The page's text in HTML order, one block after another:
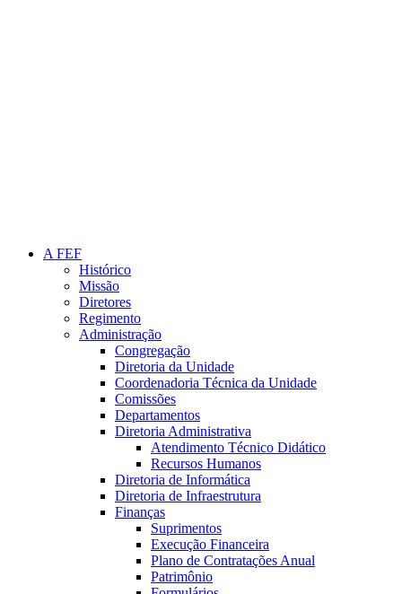
A FEF
Histórico
Missão
Diretores
Regimento
Administração
Congregação
Diretoria da Unidade
Coordenadoria Técnica da Unidade
Comissões
Departamentos
Diretoria Administrativa
Atendimento Técnico Didático
Recursos Humanos
Diretoria de Informática
Diretoria de Infraestrutura
Finanças
Suprimentos
Execução Financeira
Plano de Contratações Anual
Patrimônio